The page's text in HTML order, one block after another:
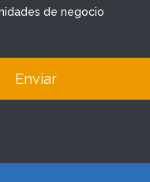
de negocio
Enviar